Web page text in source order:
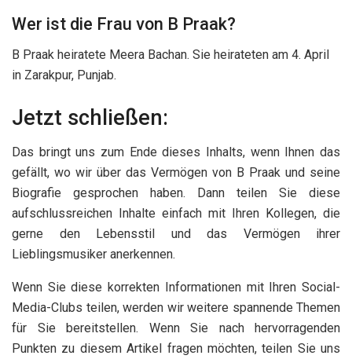
Wer ist die Frau von B Praak?
B Praak heiratete Meera Bachan. Sie heirateten am 4. April
in Zarakpur, Punjab.
Jetzt schließen:
Das bringt uns zum Ende dieses Inhalts, wenn Ihnen das
gefällt, wo wir über das Vermögen von B Praak und seine
Biografie gesprochen haben. Dann teilen Sie diese
aufschlussreichen Inhalte einfach mit Ihren Kollegen, die
gerne den Lebensstil und das Vermögen ihrer
Lieblingsmusiker anerkennen.
Wenn Sie diese korrekten Informationen mit Ihren Social-
Media-Clubs teilen, werden wir weitere spannende Themen
für Sie bereitstellen. Wenn Sie nach hervorragenden
Punkten zu diesem Artikel fragen möchten, teilen Sie uns